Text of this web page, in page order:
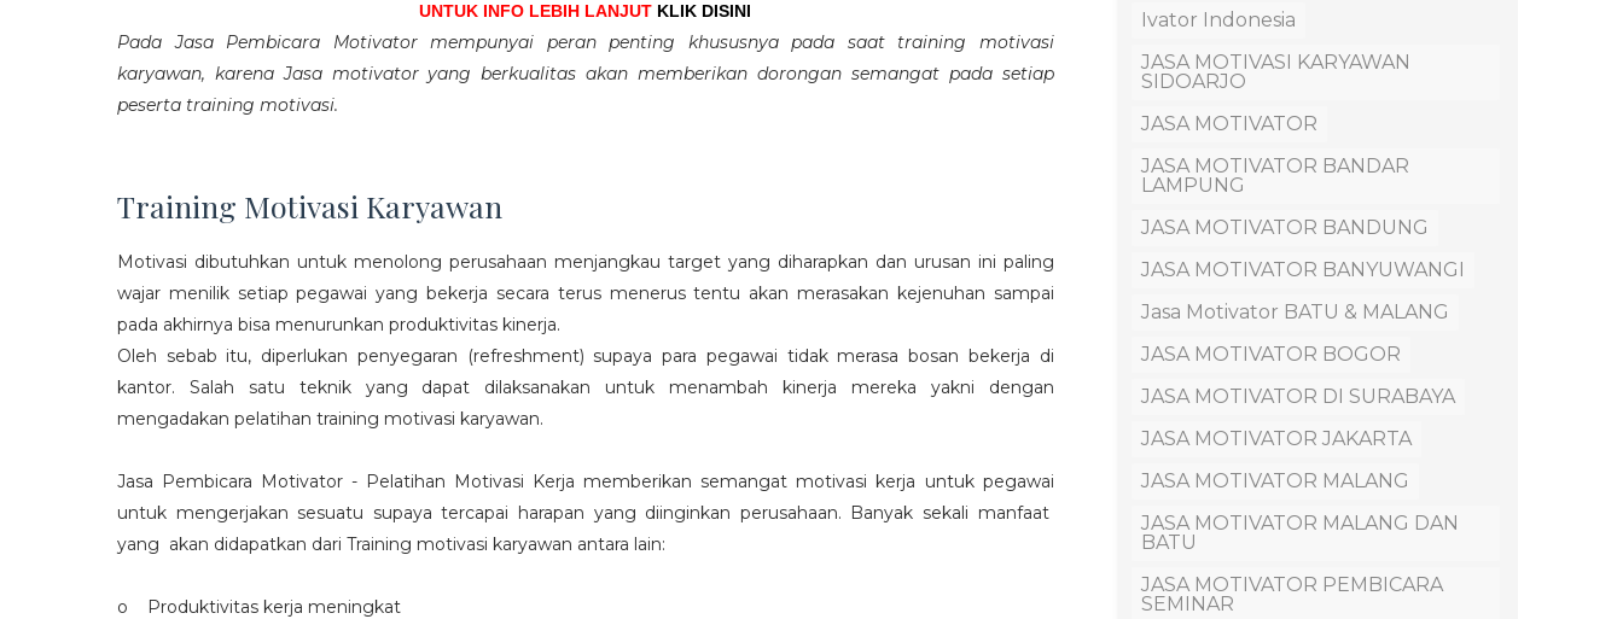
UNTUK INFO LEBIH LANJUT KLIK DISINI
Pada Jasa Pembicara Motivator mempunyai peran penting khususnya pada saat training motivasi
karyawan, karena Jasa motivator yang berkualitas akan memberikan dorongan semangat pada setiap
peserta training motivasi.
Training Motivasi Karyawan
Motivasi dibutuhkan untuk menolong perusahaan menjangkau target yang diharapkan dan urusan ini paling
wajar menilik setiap pegawai yang bekerja secara terus menerus tentu akan merasakan kejenuhan sampai
pada akhirnya bisa menurunkan produktivitas kinerja.
Oleh sebab itu, diperlukan penyegaran (refreshment) supaya para pegawai tidak merasa bosan bekerja di
kantor. Salah satu teknik yang dapat dilaksanakan untuk menambah kinerja mereka yakni dengan
mengadakan pelatihan training motivasi karyawan.
Jasa Pembicara Motivator - Pelatihan Motivasi Kerja memberikan semangat motivasi kerja untuk pegawai
untuk mengerjakan sesuatu supaya tercapai harapan yang diinginkan perusahaan. Banyak sekali manfaat
yang akan didapatkan dari Training motivasi karyawan antara lain:
o Produktivitas kerja meningkat
Ivator Indonesia
JASA MOTIVASI KARYAWAN
SIDOARJO
JASA MOTIVATOR
JASA MOTIVATOR BANDAR
LAMPUNG
JASA MOTIVATOR BANDUNG
JASA MOTIVATOR BANYUWANGI
Jasa Motivator BATU & MALANG
JASA MOTIVATOR BOGOR
JASA MOTIVATOR DI SURABAYA
JASA MOTIVATOR JAKARTA
JASA MOTIVATOR MALANG
JASA MOTIVATOR MALANG DAN
BATU
JASA MOTIVATOR PEMBICARA
SEMINAR